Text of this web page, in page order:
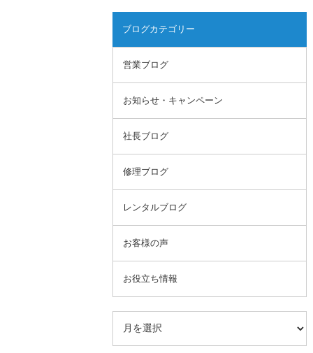
ブログカテゴリー
営業ブログ
お知らせ・キャンペーン
社長ブログ
修理ブログ
レンタルブログ
お客様の声
お役立ち情報